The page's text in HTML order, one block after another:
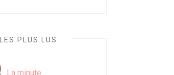
LES PLUS LUS
La minute